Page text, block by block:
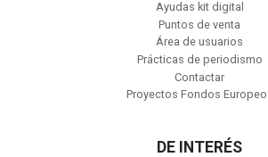
Ayudas kit digital
Puntos de venta
Área de usuarios
Prácticas de periodismo
Contactar
Proyectos Fondos
DE INTERÉS